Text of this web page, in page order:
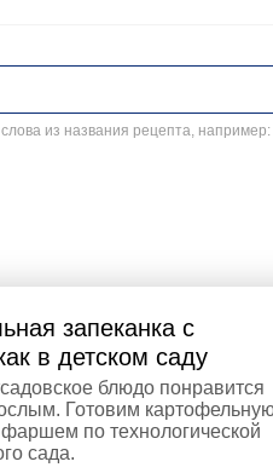
из названия рецепта, например:
запеканка с
в детском саду
блюдо понравится
Готовим
фаршем по технологической
сада.